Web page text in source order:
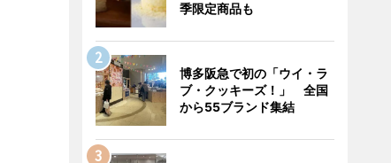
季限定商品も
博多阪急で初の「ウイ・ラ
ブ・クッキーズ！」 全国
から55ブランド集結